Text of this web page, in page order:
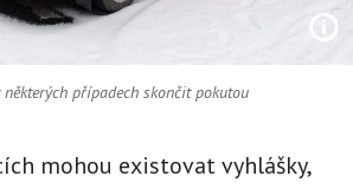
případech skončit pokutou
mohou existovat vyhlášky,